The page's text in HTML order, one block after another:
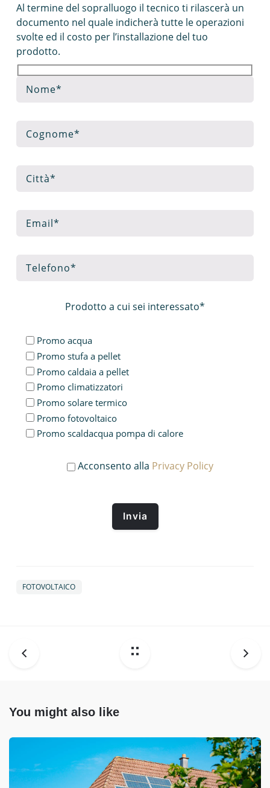
Al termine del sopralluogo il tecnico ti rilascerà un
documento nel quale indicherà tutte le operazioni
svolte ed il costo per l’installazione del tuo
prodotto.
Prodotto a cui sei interessato*
Promo acqua
Promo stufa a pellet
Promo caldaia a pellet
Promo climatizzatori
Promo solare termico
Promo fotovoltaico
Promo scaldacqua pompa di calore
Acconsento alla Privacy Policy
FOTOVOLTAICO
You might also like